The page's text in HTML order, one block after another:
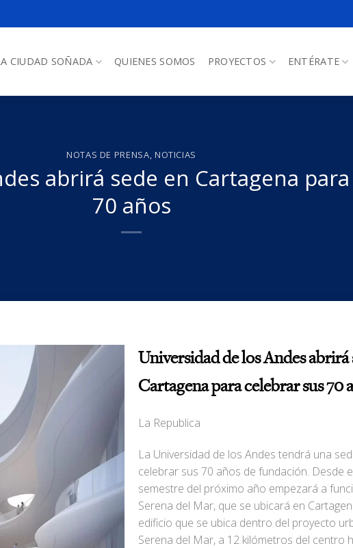
CIUDAD SOÑADA QUIENES SOMOS PROYECTOS ENTÉRATE
NOTAS DE PRENSA, NOTICIAS
abrirá sede en Cartagena
70 años
Universidad de los Andes abrirá
Cartagena para celebrar sus 70
La Republica
La Universidad de los Andes tendrá una
celebrar sus 70 años de fundación. Desde
semestre del próximo año empezará a
Serena del Mar, que se ubicará en
edificio que se ubica dentro del proyecto
Serena del Mar, a 12 kilómetros del centro